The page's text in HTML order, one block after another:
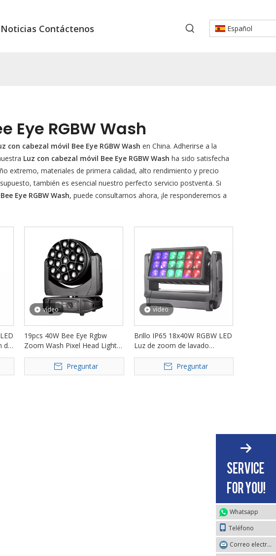
Noticias Contáctenos Español
Eye RGBW Wash
con cabezal móvil Bee Eye RGBW Wash en China. Adherirse a la
Luz con cabezal móvil Bee Eye RGBW Wash ha sido satisfecha
extremo, materiales de primera calidad, alto rendimiento y precio
también es esencial nuestro perfecto servicio postventa. Si
Eye RGBW Wash, puede consultarnos ahora, ¡le responderemos a
de
vídeo
19pcs 40W Bee Eye Rgbw
Zoom Wash Pixel Head Light
Preguntar
vídeo
Brillo IP65 18x40W RGBW LED
Luz de zoom de lavado
Preguntar
Whatsapp
Teléfono
Correo electrónico